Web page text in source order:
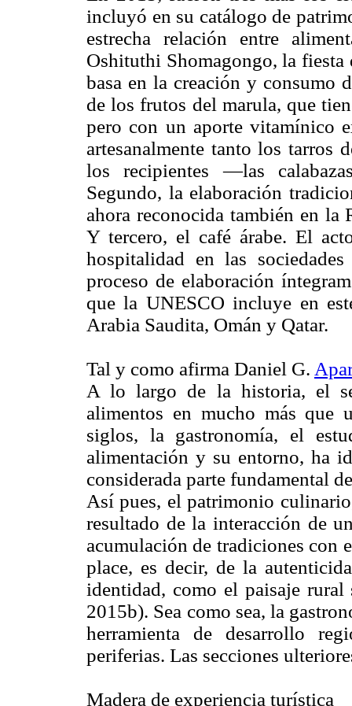
incluyó en su catálogo de
estrecha relación entre
Oshituthi Shomagongo, la
basa en la creación y consumo
de los frutos del marula, que
pero con un aporte vitamínico
artesanalmente tanto los tarros
los recipientes —las
Segundo, la elaboración
ahora reconocida también en la
Y tercero, el café árabe. El
hospitalidad en las
proceso de elaboración
que la UNESCO incluye en
Arabia Saudita, Omán y Qatar.
Tal y como afirma Daniel G.
A lo largo de la historia, el
alimentos en mucho más que
siglos, la gastronomía, el
alimentación y su entorno, ha
considerada parte fundamental
Así pues, el patrimonio
resultado de la interacción de
acumulación de tradiciones con
place, es decir, de la
identidad, como el paisaje
2015b). Sea como sea, la
herramienta de desarrollo
periferias. Las secciones
Madera de experiencia turística